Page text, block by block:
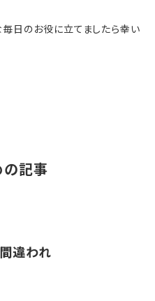
日のお役に立てましたら幸い
の記事
違われ